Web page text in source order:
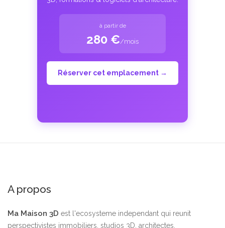
à partir de
280 €/mois
Réserver cet emplacement →
A propos
Ma Maison 3D est l'ecosysteme independant qui reunit
perspectivistes immobiliers, studios 3D, architectes,